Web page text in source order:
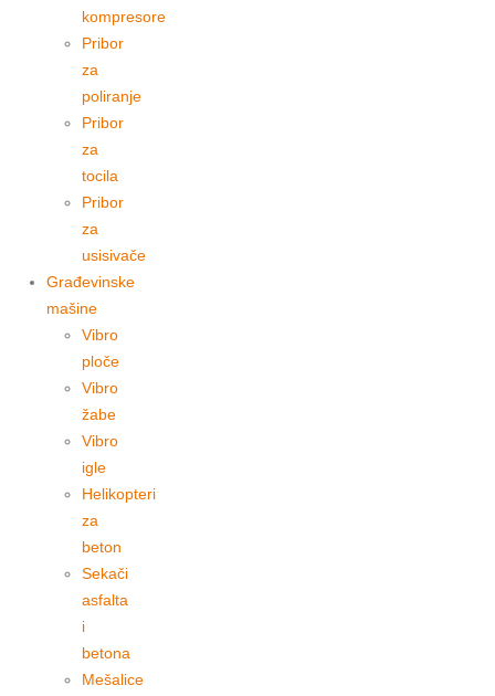
kompresore
Pribor
za
poliranje
Pribor
za
tocila
Pribor
za
usisivače
Građevinske
mašine
Vibro
ploče
Vibro
žabe
Vibro
igle
Helikopteri
za
beton
Sekači
asfalta
i
betona
Mešalice